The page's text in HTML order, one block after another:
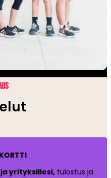
yrityksillesi,tulostus ja